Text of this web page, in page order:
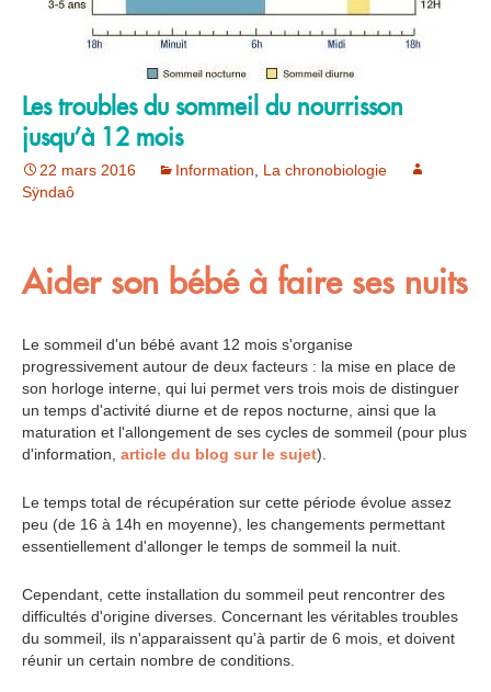
Les troubles du sommeil du nourrisson
jusqu’à 12 mois
22 mars 2016 Information, La chronobiologie
Sÿndaô
Aider son bébé à faire ses nuits
Le sommeil d'un bébé avant 12 mois s'organise
progressivement autour de deux facteurs : la mise en place de
son horloge interne, qui lui permet vers trois mois de distinguer
un temps d'activité diurne et de repos nocturne, ainsi que la
maturation et l'allongement de ses cycles de sommeil (pour plus
d'information, article du blog sur le sujet).
Le temps total de récupération sur cette période évolue assez
peu (de 16 à 14h en moyenne), les changements permettant
essentiellement d'allonger le temps de sommeil la nuit.
Cependant, cette installation du sommeil peut rencontrer des
difficultés d'origine diverses. Concernant les véritables troubles
du sommeil, ils n'apparaissent qu'à partir de 6 mois, et doivent
réunir un certain nombre de conditions.